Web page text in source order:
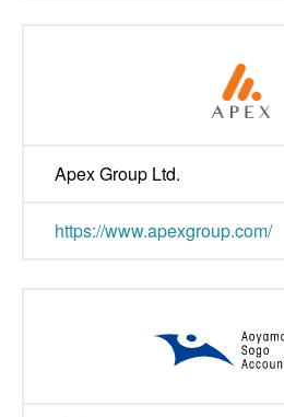
Apex Group Ltd.
https://www.apexgroup.com/